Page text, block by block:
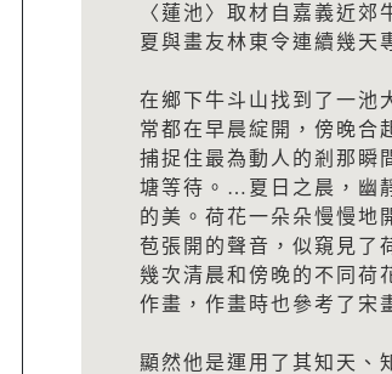
〈蓮池〉取材自嘉義近
夏與畫友林東令連續幾天
在鄉下牛斗山找到了一池
常都在早晨綻開，傍晚合
捕捉住最為動人的剎那瞬
塘等待。…夏日之晨，幽
的美。荷花一朵朵慢慢地
苞張開的聲音，似窺見了
幾次清晨和傍晚的不同荷
作畫，作畫時也參考了宋
顯然他是運用了其知天、